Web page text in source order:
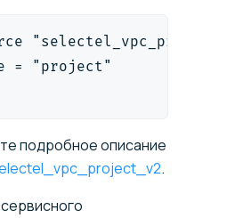
= "project"
подробное описание
.